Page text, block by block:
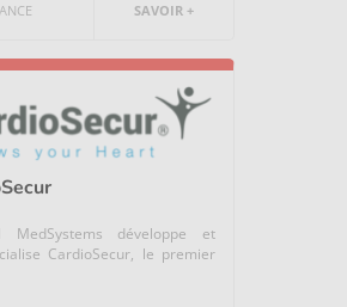
SAVOIR +
MedSystems développe et
CardioSecur, le premier